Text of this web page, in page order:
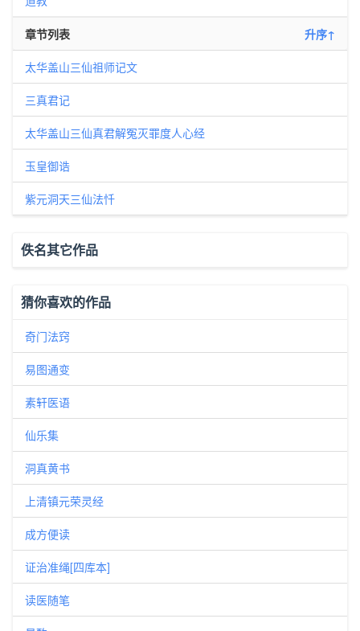
章节列表 升序↑
太华盖山三仙祖师记文
三真君记
太华盖山三仙真君解冤灭罪度人心经
玉皇御诰
紫元洞天三仙法忏
佚名其它作品
猜你喜欢的作品
奇门法窍
易图通变
素轩医语
仙乐集
洞真黄书
上清镇元荣灵经
成方便读
证治准绳[四库本]
读医随笔